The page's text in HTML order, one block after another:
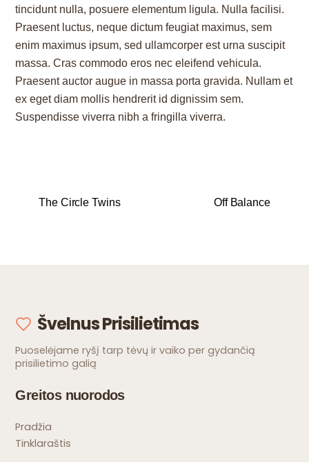
tincidunt nulla, posuere elementum ligula. Nulla facilisi.
Praesent luctus, neque dictum feugiat maximus, sem
enim maximus ipsum, sed ullamcorper est urna suscipit
massa. Cras commodo eros nec eleifend vehicula.
Praesent auctor augue in massa porta gravida. Nullam et
ex eget diam mollis hendrerit id dignissim sem.
Suspendisse viverra nibh a fringilla viverra.
The Circle Twins Off Balance
Švelnus Prisilietimas
Puoselėjame ryšį tarp tėvų ir vaiko per gydančią
prisilietimo galią
Greitos nuorodos
Pradžia
Tinklaraštis